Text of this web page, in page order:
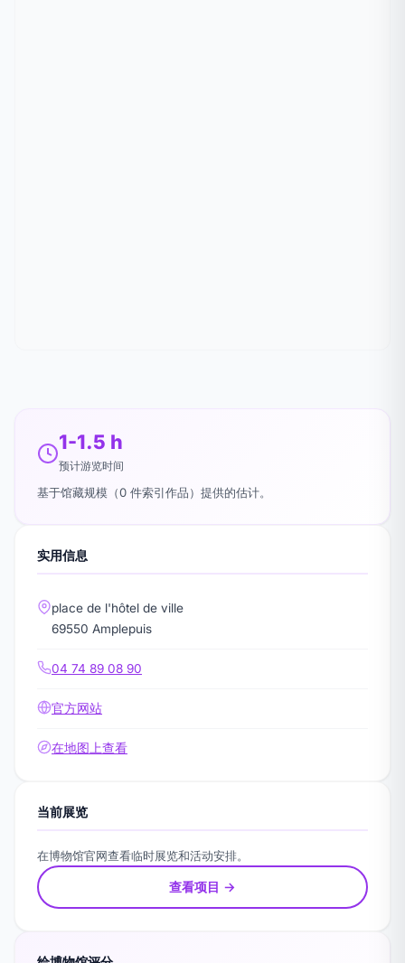
1-1.5 h
预计游览时间
基于馆藏规模（0 件索引作品）提供的估计。
实用信息
place de l'hôtel de ville
69550 Amplepuis
04 74 89 08 90
官方网站
在地图上查看
当前展览
在博物馆官网查看临时展览和活动安排。
查看项目 →